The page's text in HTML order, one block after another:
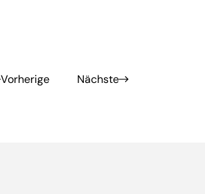
Vorherige Nächste